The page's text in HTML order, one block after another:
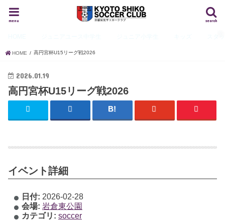
search
menu
HOME 高円宮杯U15リーグ戦2026
2026.01.19
高円宮杯U15リーグ戦2026
イベント詳細
日付: 2026-02-28
会場: 岩倉東公園
カテゴリ: soccer